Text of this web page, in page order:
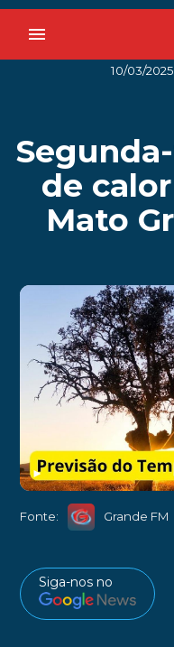
menu
10/03/
de
Mato
►
Fonte: Grande FM
Siga-nos no